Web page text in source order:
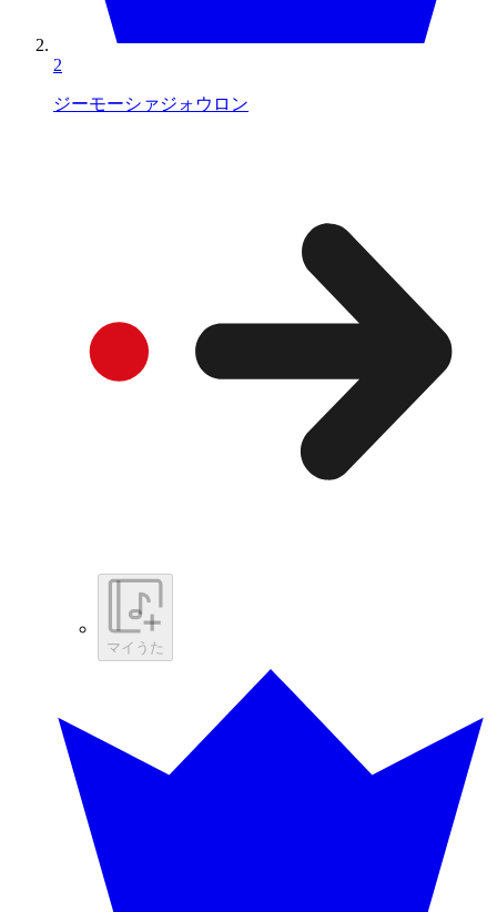
2
ジーモーシァジォウロン
マイうた